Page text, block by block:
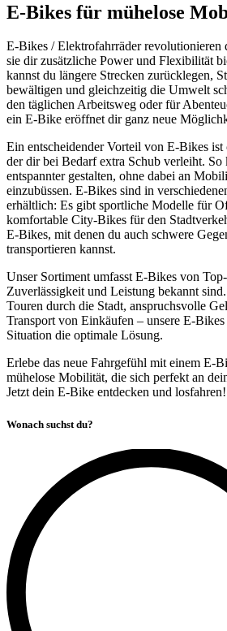
E-Bikes für mühelose
E-Bikes / Elektrofahrräder revolutionieren
sie dir zusätzliche Power und Flexibilität
kannst du längere Strecken zurücklegen,
bewältigen und gleichzeitig die Umwelt
den täglichen Arbeitsweg oder für
ein E-Bike eröffnet dir ganz neue
Ein entscheidender Vorteil von E-Bikes ist
der dir bei Bedarf extra Schub verleiht. So
entspannter gestalten, ohne dabei an
einzubüssen. E-Bikes sind in
erhältlich: Es gibt sportliche Modelle für
komfortable City-Bikes für den
E-Bikes, mit denen du auch schwere
transportieren kannst.
Unser Sortiment umfasst E-Bikes von
Zuverlässigkeit und Leistung bekannt
Touren durch die Stadt, anspruchsvolle
Transport von Einkäufen – unsere E-
Situation die optimale Lösung.
Erlebe das neue Fahrgefühl mit einem E-
mühelose Mobilität, die sich perfekt an
Jetzt dein E-Bike entdecken und losfahren!
Wonach suchst du?